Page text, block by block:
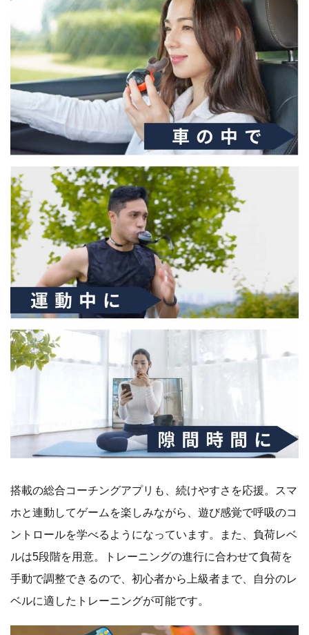
搭載の総合コーチングアプリも、続けやすさを応援。スマ
ホと連動してゲームを楽しみながら、遊び感覚で呼吸のコ
ントロールを学べるようになっています。また、負荷レベ
ルは5段階を用意。トレーニングの進行に合わせて負荷を
手動で調整できるので、初心者から上級者まで、自分のレ
ベルに適したトレーニングが可能です。